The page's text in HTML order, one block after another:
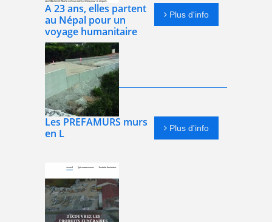
A 23 ans, elles partent
au Népal pour un
voyage humanitaire
Plus d'info
Les PREFAMURS murs
en L
Plus d'info